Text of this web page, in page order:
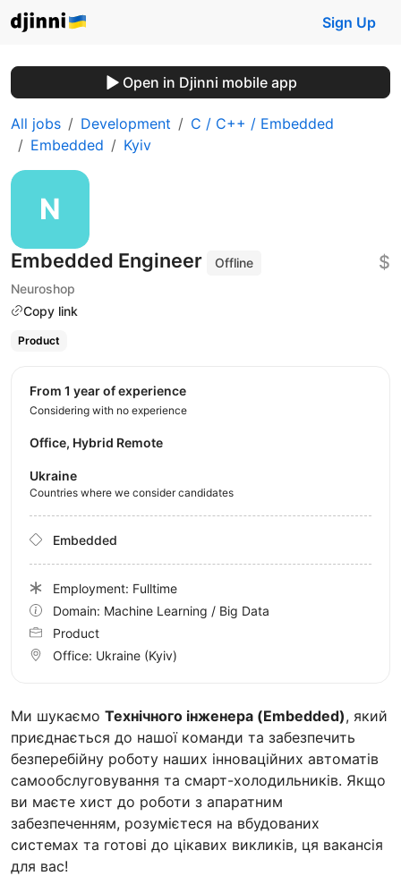
Sign Up
Open in Djinni mobile app
All jobs Development
C / C++ / Embedded
Embedded
Kyiv
Embedded Engineer
Offline
Neuroshop
Copy link
$
Product
Ми шукаємо Технічного інженера (Embedded), який
приєднається до нашої команди та забезпечить
безперебійну роботу наших інноваційних автоматів
самообслуговування та смарт-холодильників. Якщо
ви маєте хист до роботи з апаратним
забезпеченням, розумієтеся на вбудованих
системах та готові до цікавих викликів, ця вакансія
для вас!
from 1 year of experience
Considering with no experience
Office, Hybrid Remote
Ukraine
Countries where we consider candidates
Embedded
Employment: Fulltime
Domain: Machine Learning / Big Data
Product
Office: Ukraine (Kyiv)